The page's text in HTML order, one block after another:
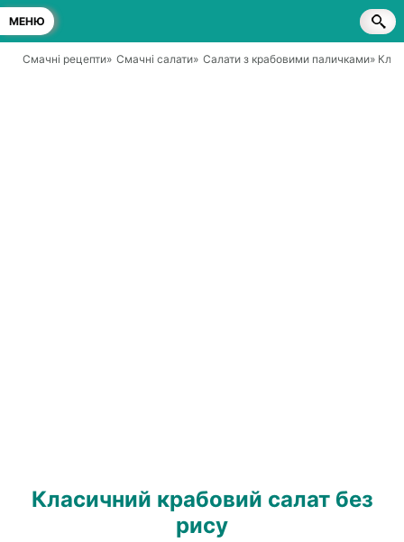
МЕНЮ
Смачні рецепти» Смачні салати» Салати з крабовими паличками»
Класичний крабовий салат без
рису